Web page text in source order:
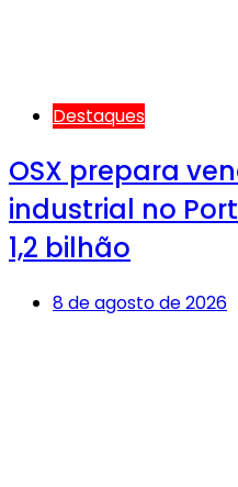
Destaques
OSX prepara
industrial no
1,2 bilhão
8 de agosto de 2026